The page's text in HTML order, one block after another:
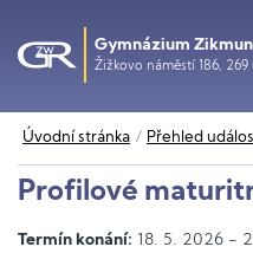
Gymnázium
Žižkovo náměstí 186, 269
Úvodní stránka Přehled
Profilové
Termín konání: 18. 5. 2026 -